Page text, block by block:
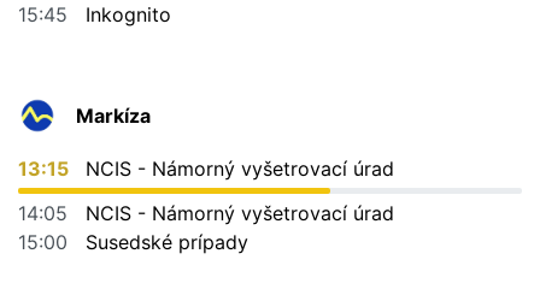
15:45
Inkognito
Markíza
13:15
NCIS - Námorný vyšetrovací úrad
14:05
NCIS - Námorný vyšetrovací úrad
15:00
Susedské prípady